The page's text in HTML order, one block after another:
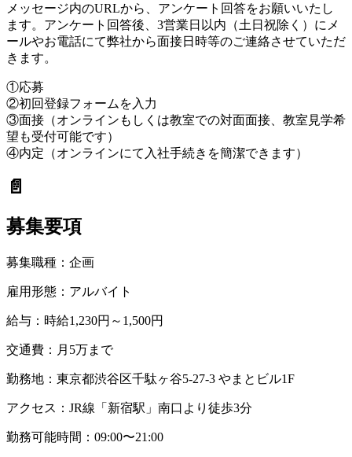
メッセージ内のURLから、アンケート回答をお願いいたし
ます。アンケート回答後、3営業日以内（土日祝除く）にメ
ールやお電話にて弊社から面接日時等のご連絡させていただ
きます。
①応募
②初回登録フォームを入力
③面接（オンラインもしくは教室での対面面接、教室見学希
望も受付可能です）
④内定（オンラインにて入社手続きを簡潔できます）
📄
募集要項
募集職種： 企画
雇用形態： アルバイト
給与： 時給1,230円～1,500円
交通費： 月5万まで
勤務地： 東京都渋谷区千駄ヶ谷5-27-3 やまとビル1F
アクセス： JR線「新宿駅」南口より徒歩3分
勤務可能時間： 09:00〜21:00